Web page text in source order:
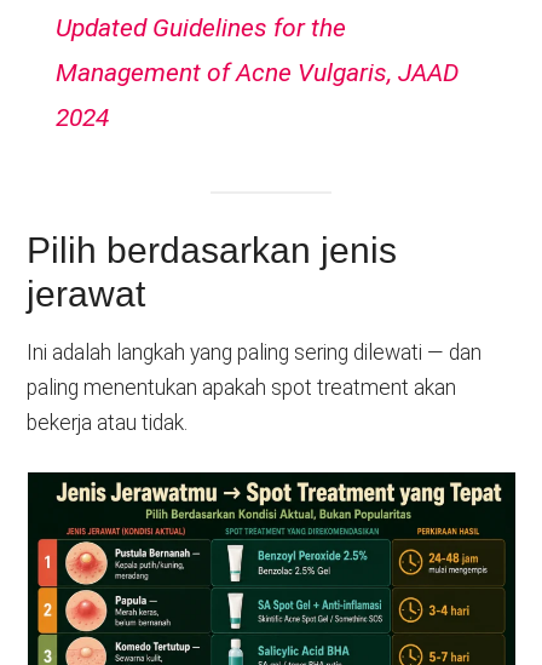
Updated Guidelines for the
Management of Acne Vulgaris, JAAD
2024
Pilih berdasarkan jenis
jerawat
Ini adalah langkah yang paling sering dilewati — dan
paling menentukan apakah spot treatment akan
bekerja atau tidak.